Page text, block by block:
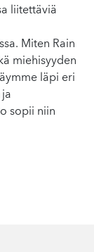
liitettäviä
Miten Rain
miehisyyden
läpi eri
sopii niin